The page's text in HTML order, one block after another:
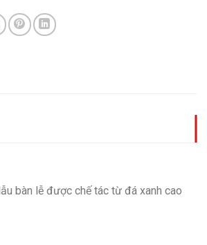
bàn lễ được chế tác từ đá xanh cao